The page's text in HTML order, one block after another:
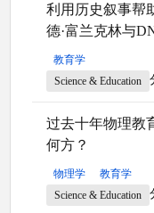
利用历史叙事帮
德·富兰克林与
教育学
Science & Education
过去十年物理教
何方？
物理学
教育学
Science & Education